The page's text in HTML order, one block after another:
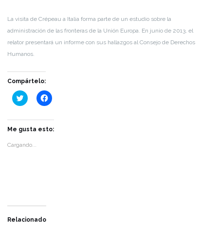
La visita de Crépeau a Italia forma parte de un estudio sobre la
administración de las fronteras de la Unión Europa. En junio de 2013, el
relator presentará un informe con sus hallazgos al Consejo de Derechos
Humanos.
Compártelo:
Haz
clic
en
Twitter
abre
en
Haz
clic
en
Facebook
Me gusta esto:
Cargando...
Relacionado